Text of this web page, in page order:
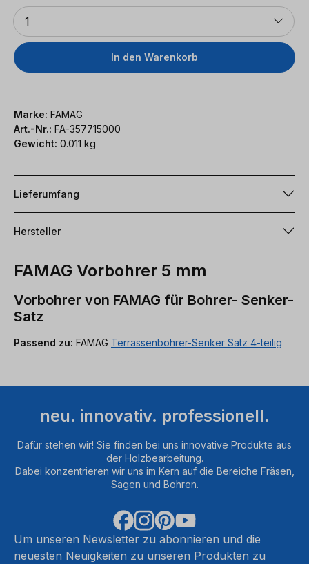
Anzahl
1
In den Warenkorb
Marke: FAMAG
Art.-Nr.: FA-357715000
Gewicht: 0.011 kg
Lieferumfang
Hersteller
FAMAG Vorbohrer 5 mm
Vorbohrer von FAMAG für Bohrer- Senker-
Satz
Passend zu: FAMAG Terrassenbohrer-Senker Satz 4-teilig
neu. innovativ. professionell.
Dafür stehen wir! Sie finden bei uns innovative Produkte aus
der Holzbearbeitung.
Dabei konzentrieren wir uns im Kern auf die Bereiche Fräsen,
Sägen und Bohren.
Um unseren Newsletter zu abonnieren und die
neuesten Neuigkeiten zu unseren Produkten zu